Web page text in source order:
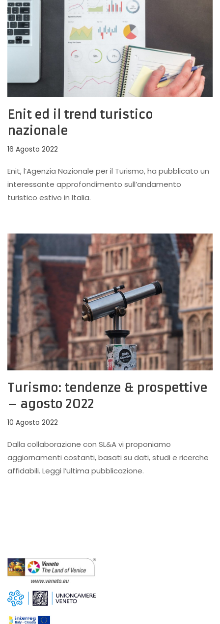
Enit ed il trend turistico
nazionale
16 Agosto 2022
Enit, l’Agenzia Nazionale per il Turismo, ha pubblicato un
interessante approfondimento sull’andamento
turistico estivo in Italia.
Turismo: tendenze & prospettive
– agosto 2022
10 Agosto 2022
Dalla collaborazione con SL&A vi proponiamo
aggiornamenti costanti, basati su dati, studi e ricerche
affidabili. Leggi l’ultima pubblicazione.